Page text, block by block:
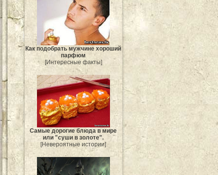
Как подобрать мужчине хороший
парфюм
[Интересные факты]
Самые дорогие блюда в мире
или "суши в золоте".
[Невероятные истории]